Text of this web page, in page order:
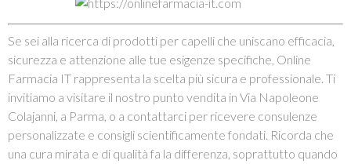
Se sei alla ricerca di prodotti per capelli che uniscano efficacia,
sicurezza e attenzione alle tue esigenze specifiche, Online
Farmacia IT rappresenta la scelta più sicura e professionale. Ti
invitiamo a visitare il nostro punto vendita in Via Napoleone
Colajanni, a Parma, o a contattarci per ricevere consulenze
personalizzate e consigli scientificamente fondati. Ricorda che
una cura mirata e di qualità fa la differenza, soprattutto quando